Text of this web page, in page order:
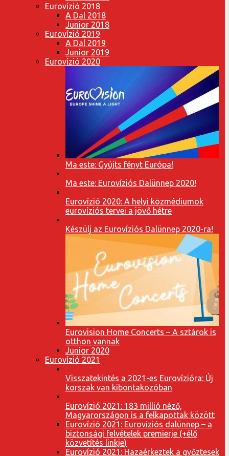
Eurovízió 2018
A Dal 2018
Junior 2018
Eurovízió 2019
A Dal 2019
Junior 2019
Eurovízió 2020
Ma este: Gyújts fényt Európa!
Ma este: Eurovíziós Dalünnep 2020!
Eurovízió 2020: A helyi közmédiumok
eurovíziós tervei a jövő hétre
Készülj az Eurovíziós Dalünnep 2020-ra!
Eurovision Home Concerts – A sztárok is
otthon vannak
Junior 2020
Eurovízió 2021
Visszatekintés a 2021-es Eurovízióra: Új
korszak van kibontakozóban
Eurovízió 2021: 183 millió néző,
Magyarországon is a felkapottak között
Eurovízió 2021: Eurovíziós dalünnep – a
biztonsági felvételek premierje (+élő
közvetítés linkje)
Eurovízió 2021: Hazaérkeztek a győztesek